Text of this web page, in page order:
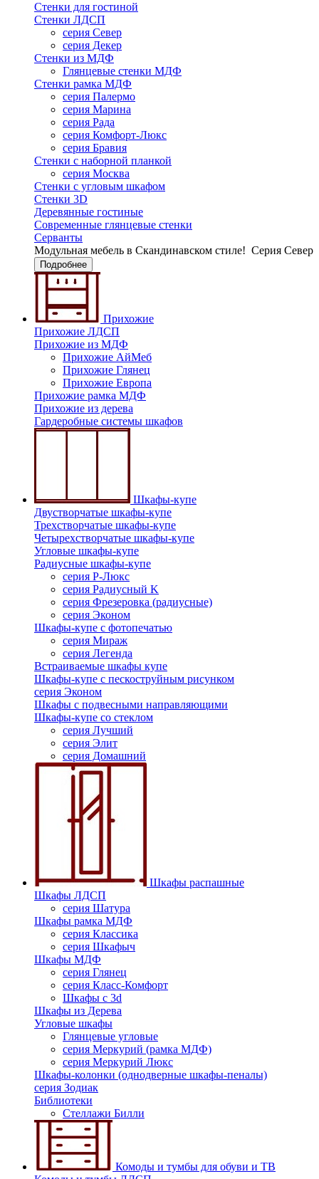
Стенки для гостиной
Стенки ЛДСП
серия Север
серия Декер
Стенки из МДФ
Глянцевые стенки МДФ
Стенки рамка МДФ
серия Палермо
серия Марина
серия Рада
серия Комфорт-Люкс
серия Бравия
Стенки с наборной планкой
серия Москва
Стенки с угловым шкафом
Стенки 3D
Деревянные гостиные
Современные глянцевые стенки
Серванты
Модульная мебель в Скандинавском стиле! Серия Север
Подробнее
Прихожие
Прихожие ЛДСП
Прихожие из МДФ
Прихожие АйМеб
Прихожие Глянец
Прихожие Европа
Прихожие рамка МДФ
Прихожие из дерева
Гардеробные системы шкафов
Шкафы-купе
Двустворчатые шкафы-купе
Трехстворчатые шкафы-купе
Четырехстворчатые шкафы-купе
Угловые шкафы-купе
Радиусные шкафы-купе
серия Р-Люкс
серия Радиусный K
серия Фрезеровка (радиусные)
серия Эконом
Шкафы-купе с фотопечатью
серия Мираж
серия Легенда
Встраиваемые шкафы купе
Шкафы-купе с пескоструйным рисунком
серия Эконом
Шкафы с подвесными направляющими
Шкафы-купе со стеклом
серия Лучший
серия Элит
серия Домашний
Шкафы распашные
Шкафы ЛДСП
серия Шатура
Шкафы рамка МДФ
серия Классика
серия Шкафыч
Шкафы МДФ
серия Глянец
серия Класс-Комфорт
Шкафы с 3d
Шкафы из Дерева
Угловые шкафы
Глянцевые угловые
серия Меркурий (рамка МДФ)
серия Меркурий Люкс
Шкафы-колонки (однодверные шкафы-пеналы)
серия Зодиак
Библиотеки
Стеллажи Билли
Комоды и тумбы для обуви и ТВ